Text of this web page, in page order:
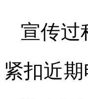
宣传过
紧扣近